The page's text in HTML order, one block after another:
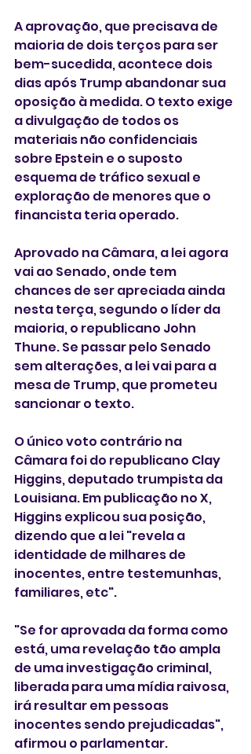
A aprovação, que precisava de
maioria de dois terços para ser
bem-sucedida, acontece dois
dias após Trump abandonar sua
oposição à medida. O texto exige
a divulgação de todos os
materiais não confidenciais
sobre Epstein e o suposto
esquema de tráfico sexual e
exploração de menores que o
financista teria operado.
Aprovado na Câmara, a lei agora
vai ao Senado, onde tem
chances de ser apreciada ainda
nesta terça, segundo o líder da
maioria, o republicano John
Thune. Se passar pelo Senado
sem alterações, a lei vai para a
mesa de Trump, que prometeu
sancionar o texto.
O único voto contrário na
Câmara foi do republicano Clay
Higgins, deputado trumpista da
Louisiana. Em publicação no X,
Higgins explicou sua posição,
dizendo que a lei "revela a
identidade de milhares de
inocentes, entre testemunhas,
familiares, etc".
"Se for aprovada da forma como
está, uma revelação tão ampla
de uma investigação criminal,
liberada para uma mídia raivosa,
irá resultar em pessoas
inocentes sendo prejudicadas",
afirmou o parlamentar.